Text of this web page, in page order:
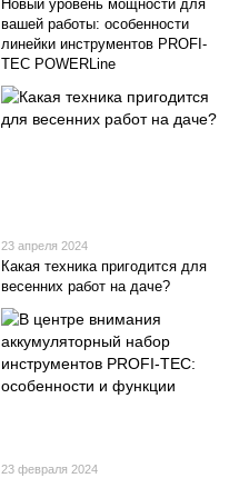
Новый уровень мощности для
вашей работы: особенности
линейки инструментов PROFI-
TEC POWERLine
23 апреля 2024
Какая техника пригодится для
весенних работ на даче?
23 февраля 2024